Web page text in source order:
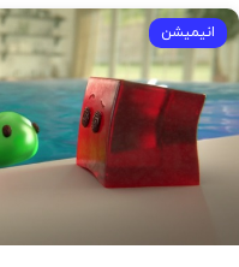
انیمیشن